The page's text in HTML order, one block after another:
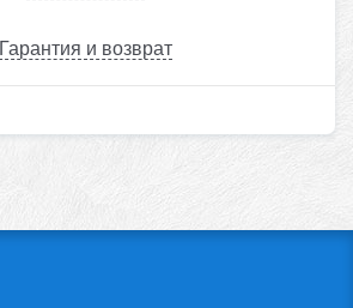
Гарантия и возврат